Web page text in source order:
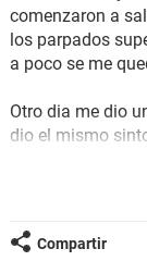
comenzaron a
los parpados
a poco se me
Otro dia me dio
dio el mismo
pero solo es
ha pasado nada
Compartir